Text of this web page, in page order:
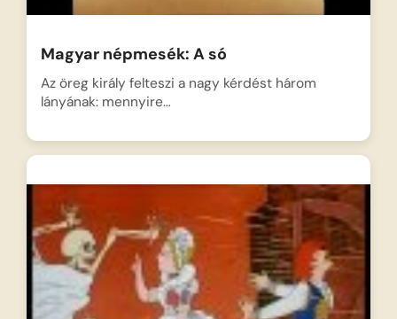
Magyar népmesék: A só
Az öreg király felteszi a nagy kérdést három
lányának: mennyire…